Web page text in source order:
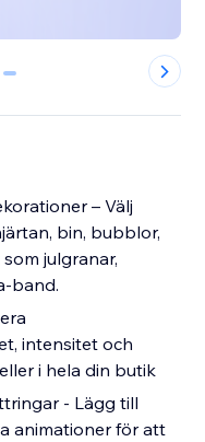
5
– Välj
bin, bubblor,
julgranar,
band.
intensitet och
i hela din butik
- Lägg till
animationer för att